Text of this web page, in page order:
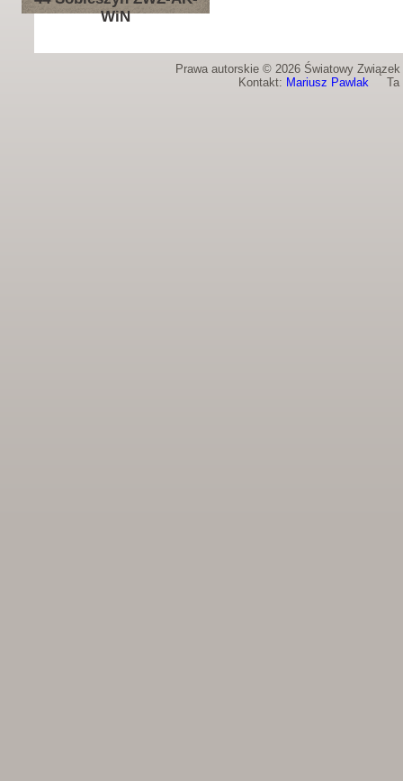
WiN
Prawa autorskie © 2026 Światowy
Kontakt: Mariusz PawlakTa